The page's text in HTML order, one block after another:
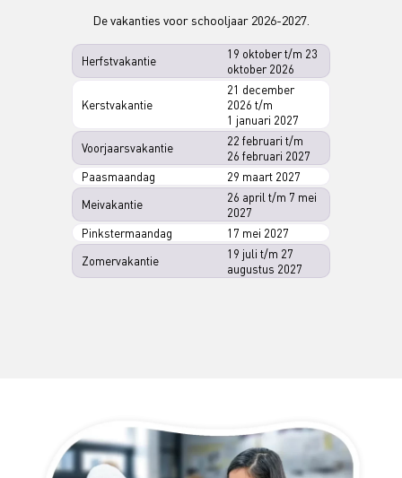
De vakanties voor schooljaar 2026-2027.
Herfstvakantie
19 oktober t/m 23
oktober 2026
Kerstvakantie
21 december
2026 t/m
1 januari 2027
Voorjaarsvakantie
22 februari t/m
26 februari 2027
Paasmaandag
29 maart 2027
Meivakantie
26 april t/m 7 mei
2027
Pinkstermaandag
17 mei 2027
Zomervakantie
19 juli t/m 27
augustus 2027